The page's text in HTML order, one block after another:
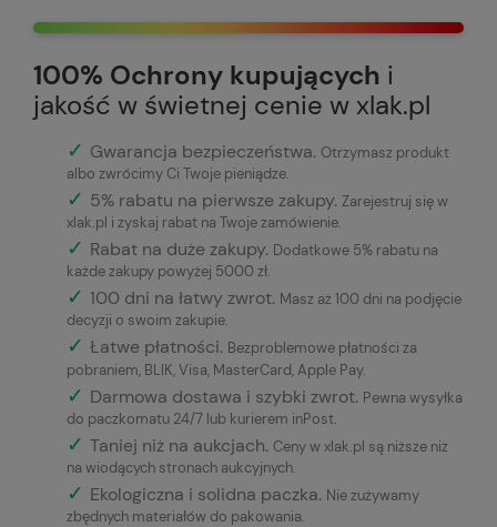
100% Ochrony kupujących i
jakość w świetnej cenie w xlak.pl
✓ Gwarancja bezpieczeństwa. Otrzymasz produkt
albo zwrócimy Ci Twoje pieniądze.
✓ 5% rabatu na pierwsze zakupy. Zarejestruj się w
xlak.pl i zyskaj rabat na Twoje zamówienie.
✓ Rabat na duże zakupy. Dodatkowe 5% rabatu na
każde zakupy powyżej 5000 zł.
✓ 100 dni na łatwy zwrot. Masz aż 100 dni na podjęcie
decyzji o swoim zakupie.
✓ Łatwe płatności. Bezproblemowe płatności za
pobraniem, BLIK, Visa, MasterCard, Apple Pay.
✓ Darmowa dostawa i szybki zwrot. Pewna wysyłka
do paczkomatu 24/7 lub kurierem inPost.
✓ Taniej niż na aukcjach. Ceny w xlak.pl są niższe niż
na wiodących stronach aukcyjnych.
✓ Ekologiczna i solidna paczka. Nie zużywamy
zbędnych materiałów do pakowania.